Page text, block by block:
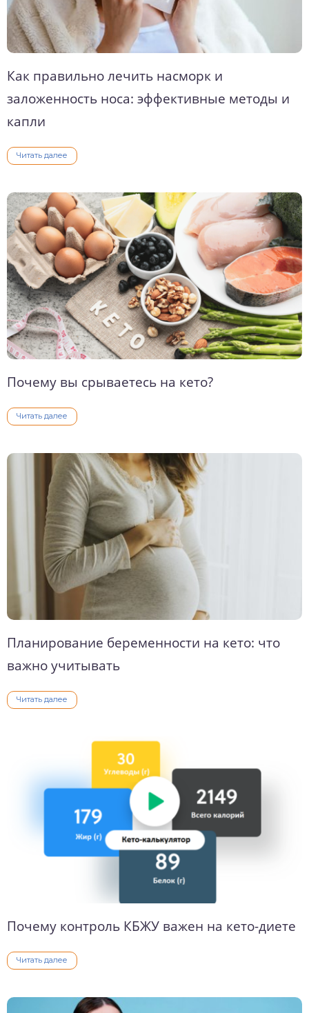
Как правильно лечить насморк и
заложенность носа: эффективные методы и
капли
Читать далее
Почему вы срываетесь на кето?
Читать далее
Планирование беременности на кето: что
важно учитывать
Читать далее
Почему контроль КБЖУ важен на кето-диете
Читать далее